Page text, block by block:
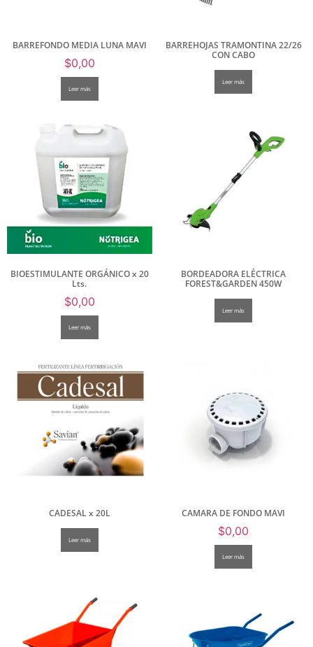
BARREFONDO MEDIA LUNA MAVI
$0,00
Leer más
BARREHOJAS TRAMONTINA 22/26
CON CABO
Leer más
BIOESTIMULANTE ORGÁNICO x 20
Lts.
$0,00
Leer más
BORDEADORA ELÉCTRICA
FOREST&GARDEN 450W
Leer más
CADESAL x 20L
Leer más
CAMARA DE FONDO MAVI
$0,00
Leer más